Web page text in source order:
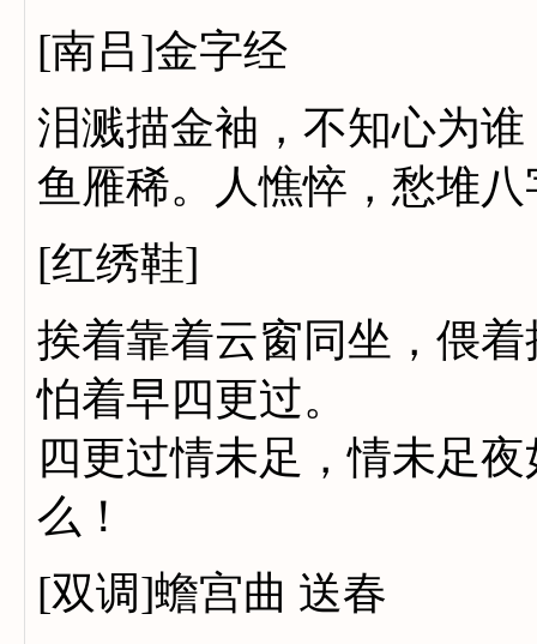
[南吕]金字经
泪溅描金袖，不知心为
鱼雁稀。人憔悴，愁堆八
[红绣鞋]
挨着靠着云窗同坐，偎
怕着早四更过。
四更过情未足，情未足
么！
[双调]蟾宫曲 送春